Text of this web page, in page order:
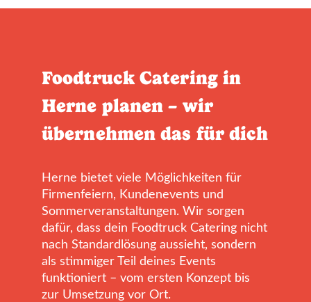
Foodtruck Catering in
Herne planen – wir
übernehmen das für dich
Herne bietet viele Möglichkeiten für
Firmenfeiern, Kundenevents und
Sommerveranstaltungen. Wir sorgen
dafür, dass dein Foodtruck Catering nicht
nach Standardlösung aussieht, sondern
als stimmiger Teil deines Events
funktioniert – vom ersten Konzept bis
zur Umsetzung vor Ort.